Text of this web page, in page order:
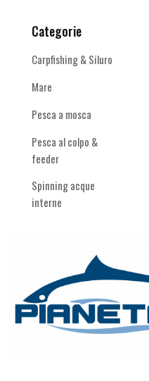
Categorie
Carpfishing & Siluro
Mare
Pesca a mosca
Pesca al colpo &
feeder
Spinning acque
interne